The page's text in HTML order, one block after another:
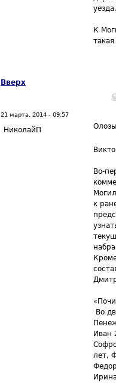
уезда.
К
Вверх
21 марта, 2014 - 09:57
НиколайП Олозы
Во-
к
Во
Иван
лет,